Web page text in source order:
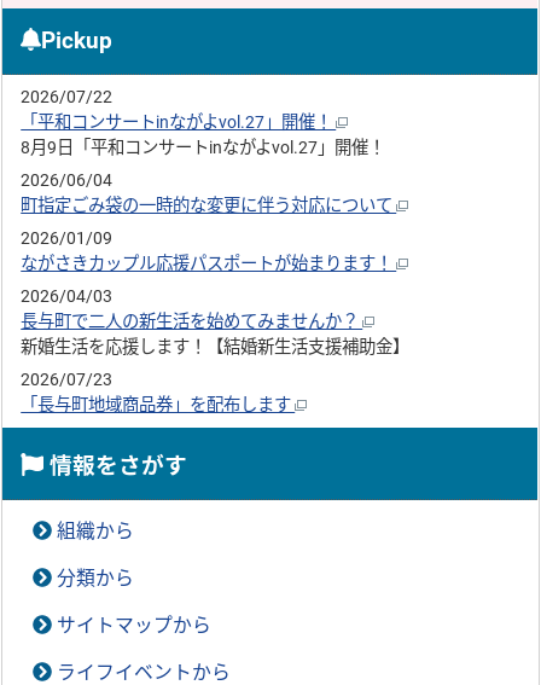
Pickup
2026/07/22
「平和コンサートinながよvol.27」開催！
8月9日「平和コンサートinながよvol.27」開催！
2026/06/04
町指定ごみ袋の一時的な変更に伴う対応について
2026/01/09
ながさきカップル応援パスポートが始まります！
2026/04/03
長与町で二人の新生活を始めてみませんか？
新婚生活を応援します！【結婚新生活支援補助金】
2026/07/23
「長与町地域商品券」を配布します
情報をさがす
組織から
分類から
サイトマップから
ライフイベントから